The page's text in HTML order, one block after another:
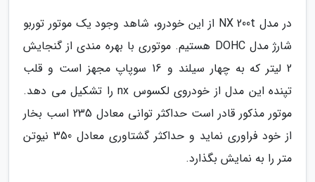
در مدل NX 200t از این خودرو، شاهد وجود یک موتور توربو
شارژ مدل DOHC هستیم. موتوری با بهره مندی از گنجایش
2 لیتر که به چهار سیلند و 16 سوپاپ مجهز است و قلب
تپنده این مدل از خودروی لکسوس nx را تشکیل می دهد.
موتور مذکور قادر است حداکثر توانی معادل 235 اسب بخار
از خود فراوری نماید و حداکثر گشتاوری معادل 350 نیوتن
متر را به نمایش بگذارد.